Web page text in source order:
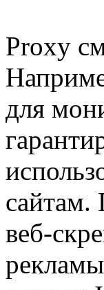
Proxy
для
сайтам.
веб-